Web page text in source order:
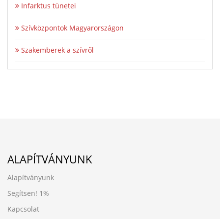
Infarktus tünetei
Szívközpontok Magyarországon
Szakemberek a szívről
ALAPÍTVÁNYUNK
Alapítványunk
Segítsen! 1%
Kapcsolat